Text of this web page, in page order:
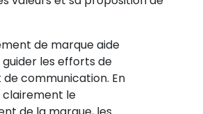
de marque aide
les efforts de
communication. En
le